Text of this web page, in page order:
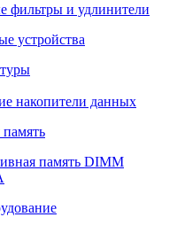
фильтры и удлинители
устройства
накопители данных
память DIMM